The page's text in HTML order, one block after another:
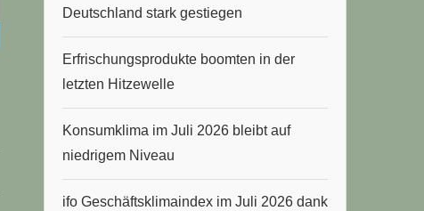
Deutschland stark gestiegen
Erfrischungsprodukte boomten in der
letzten Hitzewelle
Konsumklima im Juli 2026 bleibt auf
niedrigem Niveau
ifo Geschäftsklimaindex im Juli 2026 dank